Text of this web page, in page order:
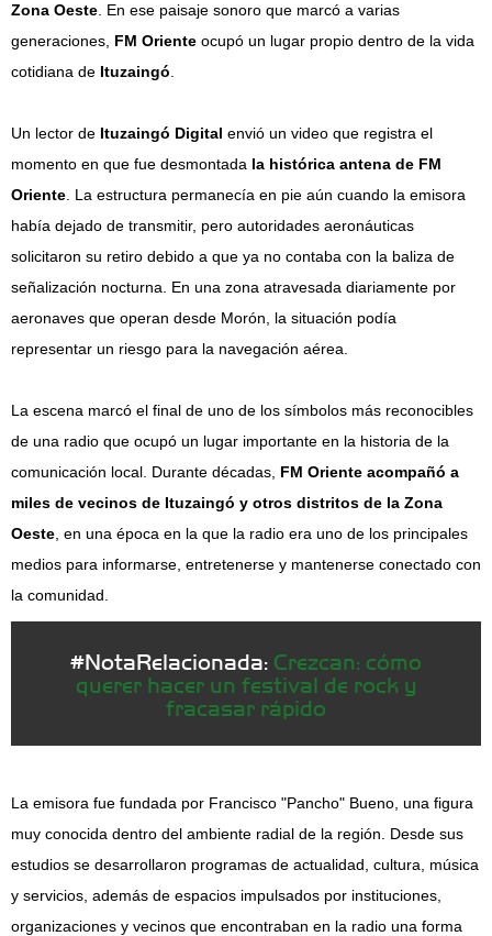
Zona Oeste . En ese paisaje sonoro que marcó a varias
generaciones, FM Oriente ocupó un lugar propio dentro de la vida
cotidiana de Ituzaingó
Un lector de Ituzaingó Digital envió un video que registra el
momento en que fue desmontada la histórica antena de FM
Oriente . La estructura permanecía en pie aún cuando la emisora
había dejado de transmitir, pero autoridades aeronáuticas
solicitaron su retiro debido a que ya no contaba con la baliza de
señalización nocturna. En una zona atravesada diariamente por
aeronaves que operan desde Morón, la situación podía
representar un riesgo para la navegación aérea.
La escena marcó el final de uno de los símbolos más reconocibles
de una radio que ocupó un lugar importante en la historia de la
comunicación local. Durante décadas, FM Oriente acompañó a
miles de vecinos de Ituzaingó y otros distritos de la Zona
Oeste , en una época en la que la radio era uno de los principales
medios para informarse, entretenerse y mantenerse conectado con
la comunidad.
#NotaRelacionada: Crezcan: cómo
querer hacer un festival de rock y
fracasar rápido
La emisora fue fundada por Francisco "Pancho" Bueno, una figura
muy conocida dentro del ambiente radial de la región. Desde sus
estudios se desarrollaron programas de actualidad, cultura, música
y servicios, además de espacios impulsados por instituciones,
organizaciones y vecinos que encontraban en la radio una forma